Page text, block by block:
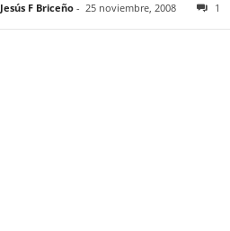
Jesús F Briceño- 25 noviembre, 2008 1